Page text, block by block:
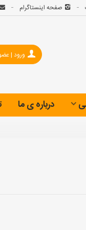
صفحه اینستاگرام
ورود |
درباره ی ما